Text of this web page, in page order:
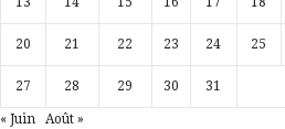
20 21 22 23 24 25
27 28 29 30 31
« Juin Août »